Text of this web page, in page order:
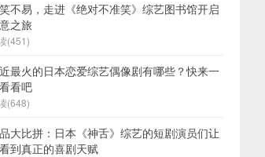
不易，走进《绝对不准笑》综艺图书馆开启
之旅
(451)
最火的日本恋爱综艺偶像剧有哪些？快来一
看吧
(648)
大比拼：日本《神舌》综艺的短剧演员们让
到真正的喜剧天赋